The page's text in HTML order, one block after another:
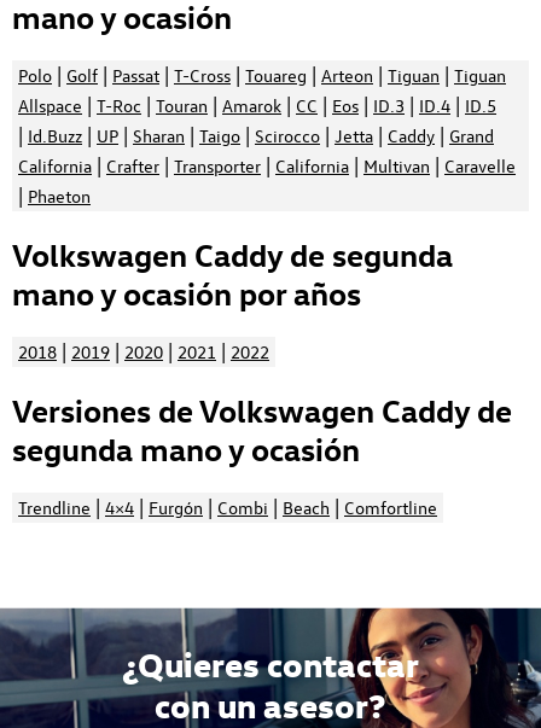
mano y ocasión
Polo | Golf | Passat | T-Cross | Touareg | Arteon | Tiguan | Tiguan
Allspace | T-Roc | Touran | Amarok | CC | Eos | ID.3 | ID.4 | ID.5
| Id.Buzz | UP | Sharan | Taigo | Scirocco | Jetta | Caddy | Grand
California | Crafter | Transporter | California | Multivan | Caravelle
| Phaeton
Volkswagen Caddy de segunda
mano y ocasión por años
2018 | 2019 | 2020 | 2021 | 2022
Versiones de Volkswagen Caddy de
segunda mano y ocasión
Trendline | 4×4 | Furgón | Combi | Beach | Comfortline
¿Quieres contactar
con un asesor?